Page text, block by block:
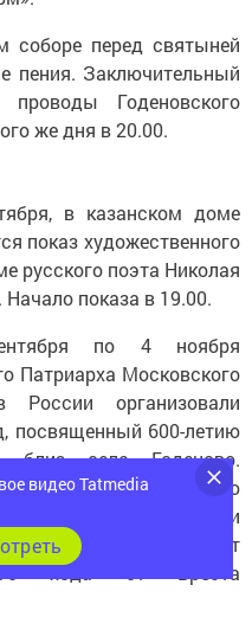
пения. Заключительный
Годеновского
же дня в 20.00.
показ художественного
русского поэта Николая
показа в 19.00.
Патриарха Московского
организовали
посвященный 600-летию
близ села Годеново.
освященную копию
27 городов России
включили в маршрут
хода от Бреста
видео Tatmedia